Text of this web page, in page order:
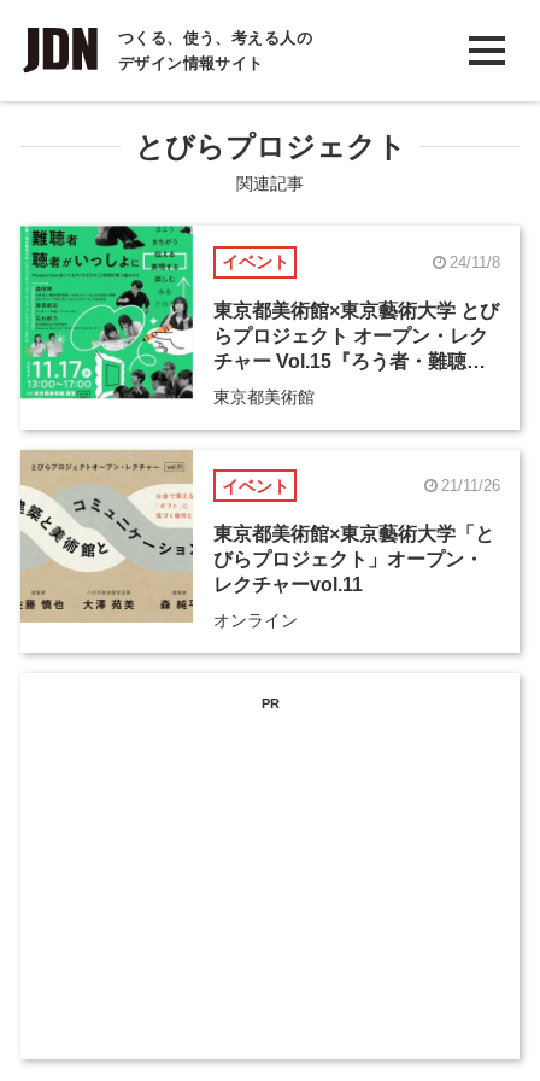
つくる、使う、考える人の
デザイン情報サイト
INTERVIEW
インタビュー
REPORT
COLUMN
コラム
とびらプロジェクト
関連記事
イベント 24/11/8
東京都美術館×東京藝術大学 とび
らプロジェクト オープン・レク
チャー Vol.15『ろう者・難聴
者・聴者がいっしょに
「 」』
東京都美術館
イベント 21/11/26
東京都美術館×東京藝術大学「と
びらプロジェクト」オープン・
レクチャーvol.11
オンライン
PR